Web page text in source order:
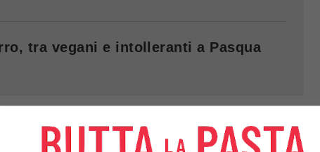
tra vegani e intolleranti a Pasqua